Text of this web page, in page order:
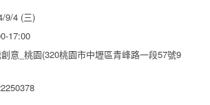
9/4 (三)
17:00
創意_桃園(320桃園市中壢區青峰路一段57號9